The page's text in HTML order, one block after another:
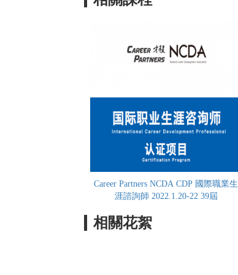
Career Partners NCDA CDP 國際職業生
涯諮詢師 2022.1.20-22 39屆
相關花絮